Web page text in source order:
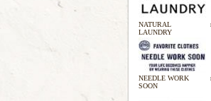
NATURAL
LAUNDRY
NEEDLE WORK
SOON